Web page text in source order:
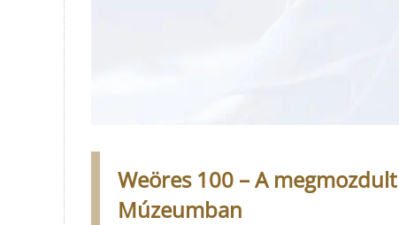
Weöres 100 – A
Múzeumban